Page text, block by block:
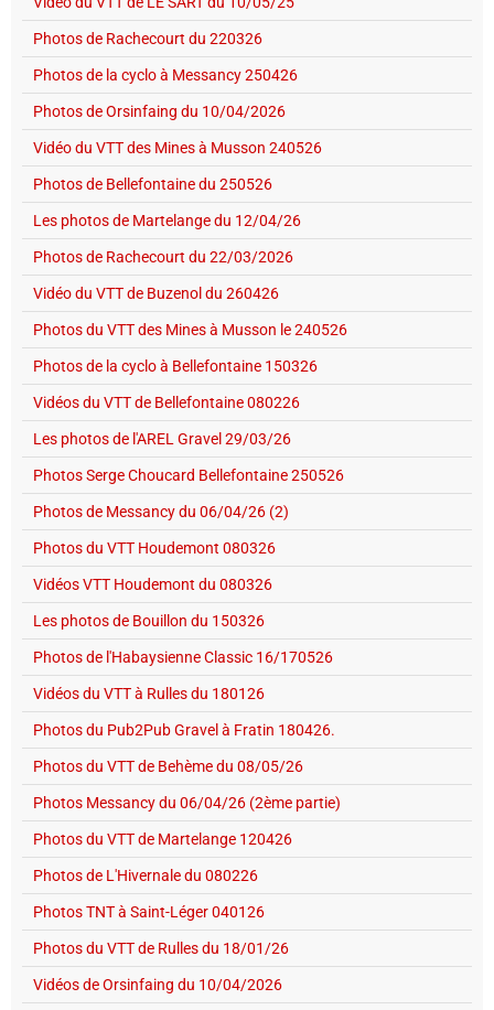
Photos de Rachecourt du 220326
Photos de la cyclo à Messancy 250426
Photos de Orsinfaing du 10/04/2026
Vidéo du VTT des Mines à Musson 240526
Photos de Bellefontaine du 250526
Les photos de Martelange du 12/04/26
Photos de Rachecourt du 22/03/2026
Vidéo du VTT de Buzenol du 260426
Photos du VTT des Mines à Musson le 240526
Photos de la cyclo à Bellefontaine 150326
Vidéos du VTT de Bellefontaine 080226
Les photos de l'AREL Gravel 29/03/26
Photos Serge Choucard Bellefontaine 250526
Photos de Messancy du 06/04/26 (2)
Photos du VTT Houdemont 080326
Vidéos VTT Houdemont du 080326
Les photos de Bouillon du 150326
Photos de l'Habaysienne Classic 16/170526
Vidéos du VTT à Rulles du 180126
Photos du Pub2Pub Gravel à Fratin 180426.
Photos du VTT de Behème du 08/05/26
Photos Messancy du 06/04/26 (2ème partie)
Photos du VTT de Martelange 120426
Photos de L'Hivernale du 080226
Photos TNT à Saint-Léger 040126
Photos du VTT de Rulles du 18/01/26
Vidéos de Orsinfaing du 10/04/2026